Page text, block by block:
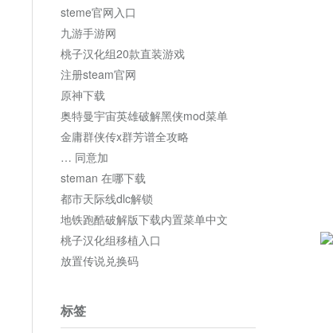
steme官网入口
九游手游网
桃子汉化组20款直装游戏
注册steam官网
原神下载
奥特曼宇宙英雄破解黑侠mod菜单
金庸群侠传x群芳谱全攻略
… 同意加
steman 在哪下载
都市天际线dlc解锁
地铁跑酷破解版下载内置菜单中文
桃子汉化组移植入口
放置传说兑换码
标签